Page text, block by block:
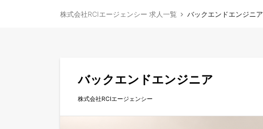
株式会社RCIエージェンシー 求人一覧 バックエンドエンジニア
バックエンドエンジニア
株式会社RCIエージェンシー